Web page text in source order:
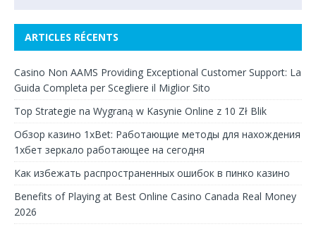
ARTICLES RÉCENTS
Casino Non AAMS Providing Exceptional Customer Support: La
Guida Completa per Scegliere il Miglior Sito
Top Strategie na Wygraną w Kasynie Online z 10 Zł Blik
Обзор казино 1xBet: Работающие методы для нахождения
1хбет зеркало работающее на сегодня
Как избежать распространенных ошибок в пинко казино
Benefits of Playing at Best Online Casino Canada Real Money
2026